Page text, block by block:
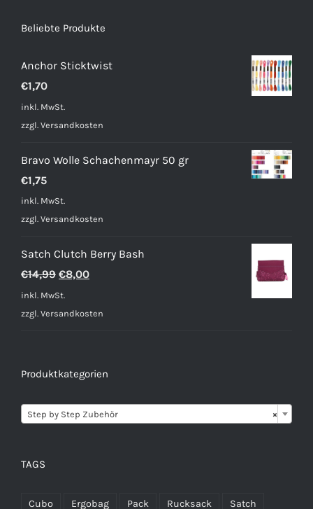
Beliebte Produkte
Anchor Sticktwist
€1,70
inkl. MwSt.
zzgl. Versandkosten
Bravo Wolle Schachenmayr 50 gr
€1,75
inkl. MwSt.
zzgl. Versandkosten
Satch Clutch Berry Bash
€14,99 Ursprünglicher
Preis
war:
€8,00Aktueller
ist:
inkl. MwSt.
zzgl. Versandkosten
Produktkategorien
×
Step by Step Zubehör
TAGS
Cubo Ergobag Pack Rucksack Satch